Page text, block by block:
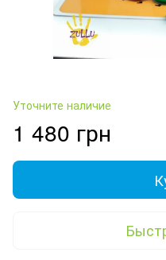
Уточните наличие
1 480 грн